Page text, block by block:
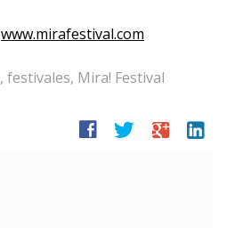
www.mirafestival.com
, festivales, Mira! Festival
facebook twitter google linkedin